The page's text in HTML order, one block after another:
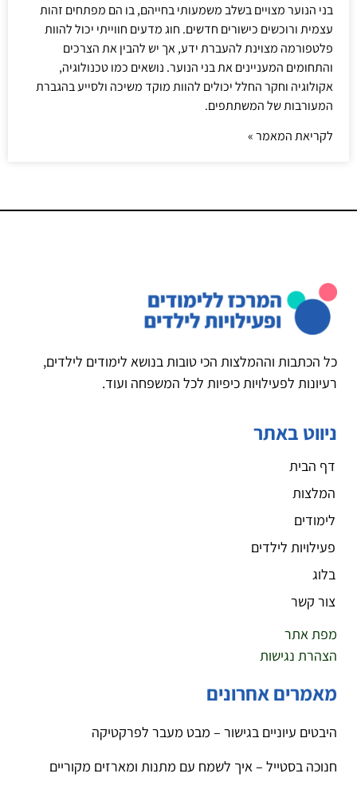
בני הנוער מצויים בשלב משמעותי בחייהם, בו הם מפתחים זהות
עצמית ורוכשים כישורים חדשים. חוג מדעים חווייתי יכול להוות
פלטפורמה מצוינת להעברת ידע, אך יש להבין את הצרכים
והתחומים המעניינים את בני הנוער. נושאים כמו טכנולוגיה,
אקולוגיה וחקר החלל יכולים להוות מוקד משיכה ולסייע בהגברת
המעורבות של המשתתפים.
לקריאת המאמר »
כל הכתבות וההמלצות הכי טובות בנושא לימודים לילדים,
רעיונות לפעילויות כיפיות לכל המשפחה ועוד.
ניווט באתר
דף הבית
המלצות
לימודים
פעילויות לילדים
בלוג
צור קשר
מפת אתר
הצהרת נגישות
מאמרים אחרונים
היבטים עיוניים בגישור – מבט מעבר לפרקטיקה
חנוכה בסטייל – איך לשמח עם מתנות ומארזים מקוריים